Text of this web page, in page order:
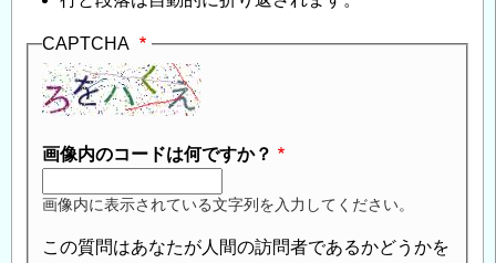
CAPTCHA
画像内のコードは何ですか？
画像内に表示されている文字列を入力してください。
この質問はあなたが人間の訪問者であるかどうかを